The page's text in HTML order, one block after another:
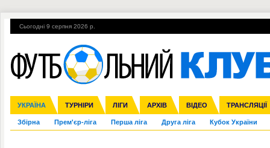
Сьогодні 9 серпня 2026 р.
УКРАЇНА ТУРНІРИ ЛІГИ АРХІВ ВІДЕО ТРАНСЛЯЦІЇ
Збірна Прем'єр-ліга Перша ліга Друга ліга Кубок України
Ліга чемпіонів Ліга Європи Міжнародні Ліга націй Ліга
Англія Іспанія Італія Німеччина Франція Інші
ЧС-2014 ЄВРО-2016 Росія Кубок конфедерацій ЧЄ-2015 (U-
Гарячі теми УПЛ, 2-й тур ВІЙНА УПЛ-ПЕРЕХОДИ